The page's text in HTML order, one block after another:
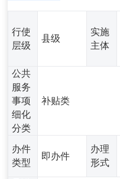
行使
层级
县级
实施
主体
公共
服务
事项
细化
分类
补贴类
办件
类型
即办件
办理
形式